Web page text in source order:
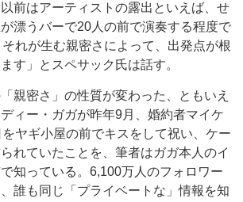
前はアーティストの露出といえば、せ
漂うバーで20人の前で演奏する程度で
れが生む親密さによって、出発点が根
す」とスペサック氏は話す。
親密さ」の性質が変わった、ともいえ
ィー・ガガが昨年9月、婚約者マイケ
ヤギ小屋の前でキスをして祝い、ケー
れていたことを、筆者はガガ本人のイ
知っている。6,100万人のフォロワー
誰も同じ「プライベートな」情報を知